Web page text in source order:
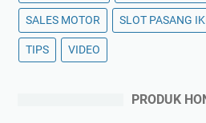
SALES MOTOR SLOT PASANG
TIPS VIDEO
PRODUK